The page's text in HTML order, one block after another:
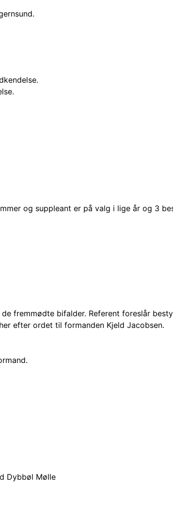
og suppleant er på valg i lige år og 3
fremmødte bifalder. Referent foreslår
efter ordet til formanden Kjeld Jacobsen.
Dybbøl Mølle